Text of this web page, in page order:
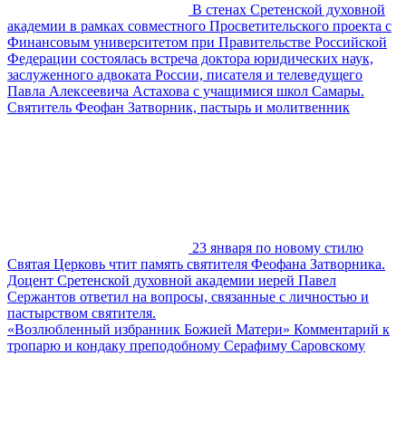
В стенах Сретенской духовной
академии в рамках совместного Просветительского проекта с
Финансовым университетом при Правительстве Российской
Федерации состоялась встреча доктора юридических наук,
заслуженного адвоката России, писателя и телеведущего
Павла Алексеевича Астахова с учащимися школ Самары.
Святитель Феофан Затворник, пастырь и молитвенник
23 января по новому стилю
Святая Церковь чтит память святителя Феофана Затворника.
Доцент Сретенской духовной академии иерей Павел
Сержантов ответил на вопросы, связанные с личностью и
пастырством святителя.
«Возлюбленный избранник Божией Матери» Комментарий к
тропарю и кондаку преподобному Серафиму Саровскому